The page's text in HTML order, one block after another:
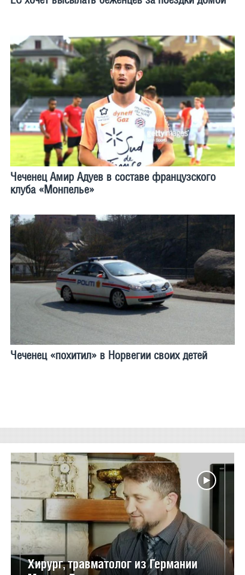
Чеченец Амир Адуев в составе французского
клуба «Монпелье»
Чеченец «похитил» в Норвегии своих детей
Хирург, травматолог из Германии